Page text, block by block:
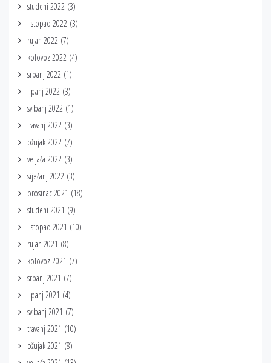
studeni 2022 (3)
listopad 2022 (3)
rujan 2022 (7)
kolovoz 2022 (4)
srpanj 2022 (1)
lipanj 2022 (3)
svibanj 2022 (1)
travanj 2022 (3)
ožujak 2022 (7)
veljača 2022 (3)
siječanj 2022 (3)
prosinac 2021 (18)
studeni 2021 (9)
listopad 2021 (10)
rujan 2021 (8)
kolovoz 2021 (7)
srpanj 2021 (7)
lipanj 2021 (4)
svibanj 2021 (7)
travanj 2021 (10)
ožujak 2021 (8)